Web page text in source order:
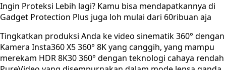
Ingin Proteksi Lebih lagi? Kamu bisa mendapatkannya di
Gadget Protection Plus juga loh mulai dari 60ribuan aja
Tingkatkan produksi Anda ke video sinematik 360° dengan
Kamera Insta360 X5 360° 8K yang canggih, yang mampu
merekam HDR 8K30 360° dengan teknologi cahaya rendah